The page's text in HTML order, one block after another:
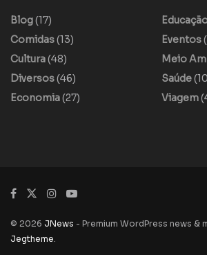
Blog(17)
Comidas(13)
Cultura(48)
Diversos(46)
Economia(27)
Eventos
Meio
Saúde
Viagem
© 2026 JNews - Premium WordPress news &
Jegtheme.